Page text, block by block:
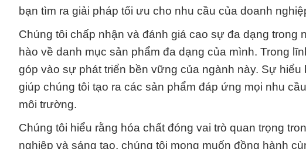
bạn tìm ra giải pháp tối ưu cho nhu cầu của doanh
Chúng tôi chấp nhận và đánh giá cao sự đa dạng
hào về danh mục sản phẩm đa dạng của mình. Trong
góp vào sự phát triển bền vững của ngành này. Sự
giúp chúng tôi tạo ra các sản phẩm đáp ứng mọi nhu
môi trường.
Chúng tôi hiểu rằng hóa chất đóng vai trò quan trọng
nghiệp và sáng tạo, chúng tôi mong muốn đồng hành